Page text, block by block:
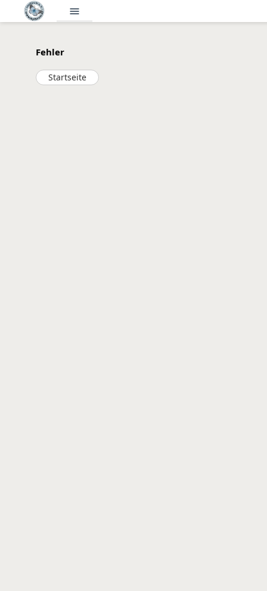
menu
Fehler
Startseite